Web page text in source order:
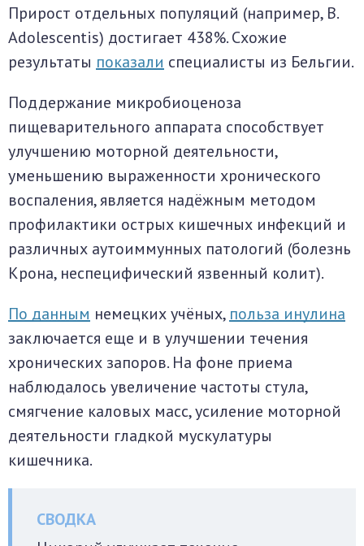
Прирост отдельных популяций (например, B.
Adolescentis) достигает 438%. Схожие
результаты показали специалисты из Бельгии.
Поддержание микробиоценоза
пищеварительного аппарата способствует
улучшению моторной деятельности,
уменьшению выраженности хронического
воспаления, является надёжным методом
профилактики острых кишечных инфекций и
различных аутоиммунных патологий (болезнь
Крона, неспецифический язвенный колит).
По данным немецких учёных, польза инулина
заключается еще и в улучшении течения
хронических запоров. На фоне приема
наблюдалось увеличение частоты стула,
смягчение каловых масс, усиление моторной
деятельности гладкой мускулатуры
кишечника.